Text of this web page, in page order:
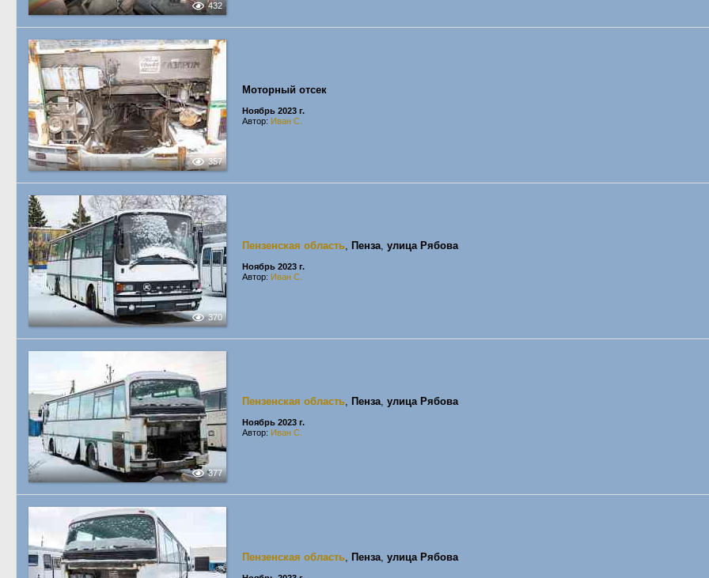
432
357
Моторный отсек
Ноябрь 2023 г.
Автор: Иван С.
370
Пензенская область, Пенза, улица Рябова
Ноябрь 2023 г.
Автор: Иван С.
377
Пензенская область, Пенза, улица Рябова
Ноябрь 2023 г.
Автор: Иван С.
Пензенская область, Пенза, улица Рябова